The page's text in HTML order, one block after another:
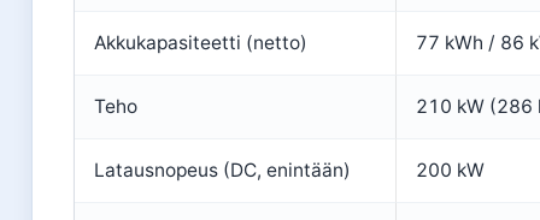
Akkukapasiteetti (netto) 77 kWh / 86
Teho 210 kW (286
Latausnopeus (DC, enintään) 200 kW